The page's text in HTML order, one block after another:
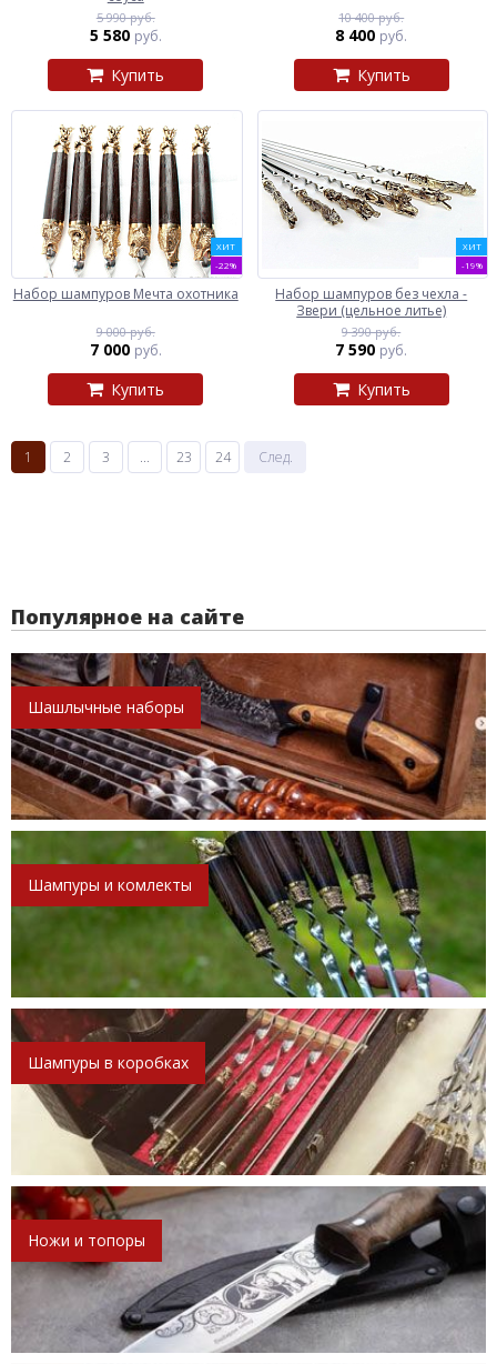
5 990 руб.
5 580 руб.
Купить
10 400 руб.
8 400 руб.
Купить
ХИТ
-22%
Набор шампуров Мечта охотника
9 000 руб.
7 000 руб.
Купить
ХИТ
-19%
Набор шампуров без чехла -
Звери (цельное литье)
9 390 руб.
7 590 руб.
Купить
1 2 3 ... 23 24 След.
Популярное на сайте
Шашлычные наборы
Шампуры и комлекты
Шампуры в коробках
Ножи и топоры